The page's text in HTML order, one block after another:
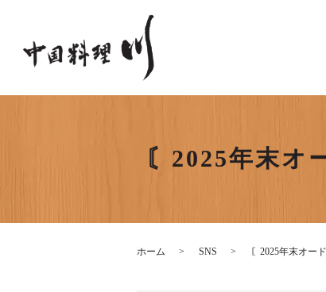
〘2025年末オ
ホーム SNS 〘2025年末オー